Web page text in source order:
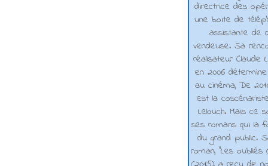
directrice des
une boite de
assistante de
vendeuse. Sa
réalisateur Claude
en 2006
au cinéma, De
est la
Lelouch. Mais ce
ses romans qui la
du grand public.
roman, "Les oubliés